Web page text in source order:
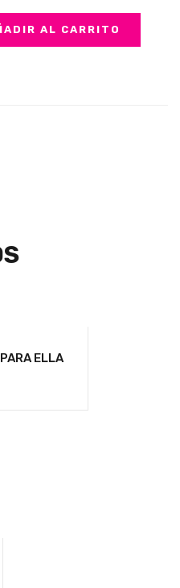
AL CARRITO
ELLA